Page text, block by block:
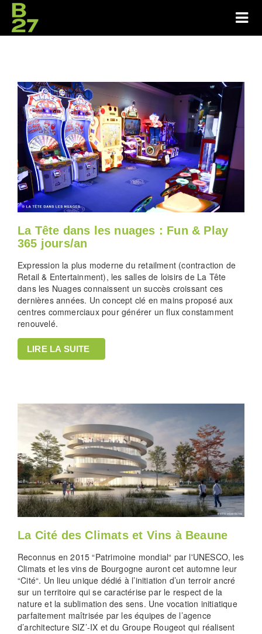
La Tête dans les nuages : Fun & Play
365 jours/an
Expression la plus moderne du retailment (contraction de
Retail & Entertainment), les salles de loisirs de La Tête
dans les Nuages connaissent un succès croissant ces
dernières années. Un concept clé en mains proposé aux
centres commerciaux pour générer un flux constamment
renouvelé.
LIRE LA SUITE
La Cité des Climats et Vins à Beaune
Reconnus en 2015 “Patrimoine mondial“ par l'UNESCO, les
Climats et les vins de Bourgogne auront cet automne leur
“Cité“. Un lieu unique dédié à l’initiation d’un terroir ancré
sur un territoire qui se caractérise par le respect de la
nature et la sublimation des sens. Une vocation initiatique
parfaitement maîtrisée par les équipes de l’agence
d’architecture SIZ’-IX et du Groupe Rougeot qui réalisent